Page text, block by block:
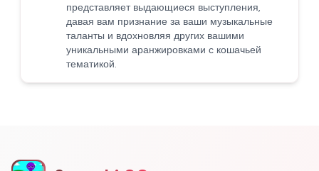
представляет выдающиеся выступления,
давая вам признание за ваши музыкальные
таланты и вдохновляя других вашими
уникальными аранжировками с кошачьей
тематикой.